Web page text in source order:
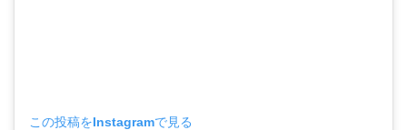
この投稿をInstagramで見る